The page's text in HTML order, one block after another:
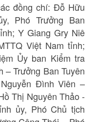
đồng chí: Đỗ Hữu
Phó Trưởng Ban
Y Giang Gry Niê
Việt Nam tỉnh;
Ủy ban Kiểm tra
Trưởng Ban Tuyên
Đình Viên –
Thị Nguyên Thảo -
ủy, Phó Chủ tịch